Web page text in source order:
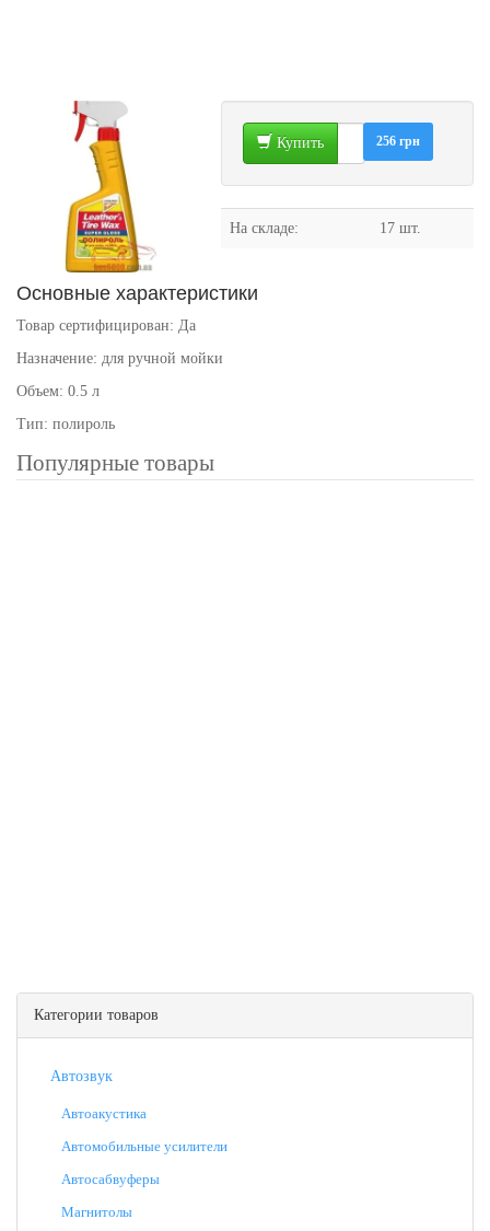
Купить 256 грн
На складе: 17 шт.
Основные характеристики
Товар сертифицирован: Да
Назначение: для ручной мойки
Объем: 0.5 л
Тип: полироль
Популярные товары
Категории товаров
Автозвук
Автоакустика
Автомобильные усилители
Автосабвуферы
Магнитолы